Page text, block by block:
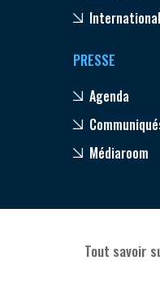
PRESSE
Agenda
Médiaroom
Tout savoir